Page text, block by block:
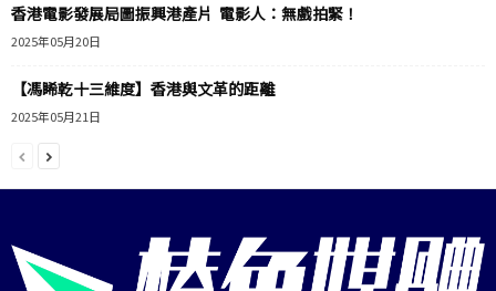
香港電影發展局圖振興港產片 電影人：無戲拍緊！
2025年05月20日
【馮睎乾十三維度】香港與文革的距離
2025年05月21日